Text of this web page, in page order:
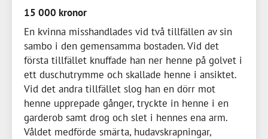
15 000 kronor
En kvinna misshandlades vid två tillfällen av sin
sambo i den gemensamma bostaden. Vid det
första tillfället knuffade han ner henne på golvet i
ett duschutrymme och skallade henne i ansiktet.
Vid det andra tillfället slog han en dörr mot
henne upprepade gånger, tryckte in henne i en
garderob samt drog och slet i hennes ena arm.
Våldet medförde smärta, hudavskrapningar,